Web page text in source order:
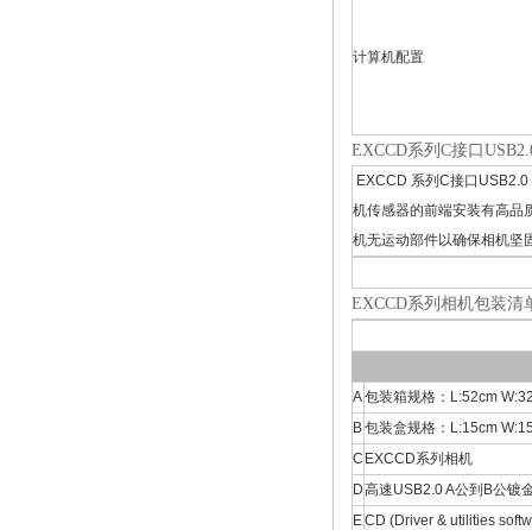
计算机配置
EXCCD系列C接口
EXCCD 系列C接口
机传感器的前端安装有高品
机无运动部件以确保相机坚
EXCCD系列相机包装清
A包装箱规格：L:52cm
B包装盒规格：L:15cm
C EXCCD系列相机
D高速USB2.0 A公到B公镀
ECD (Driver & utilities